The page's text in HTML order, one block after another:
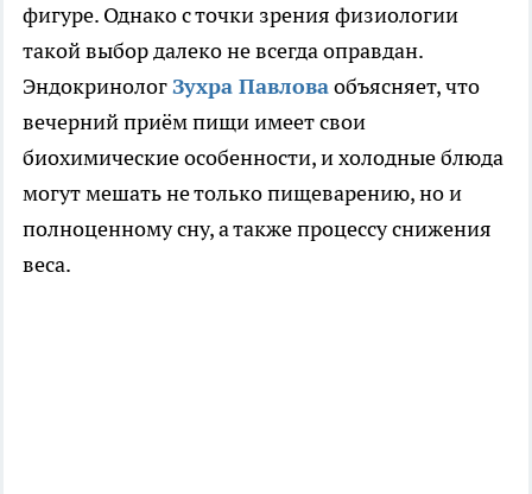
фигуре. Однако с точки зрения физиологии
такой выбор далеко не всегда оправдан.
ЭндокринологЗухра Павловаобъясняет, что
вечерний приём пищи имеет свои
биохимические особенности, и холодные блюда
могут мешать не только пищеварению, но и
полноценному сну, а также процессу снижения
веса.